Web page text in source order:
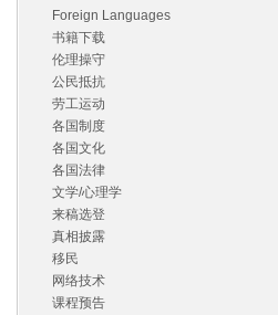
Foreign Languages
书籍下载
伦理操守
公民抵抗
劳工运动
各国制度
各国文化
各国法律
文学/心理学
来稿选登
真相披露
移民
网络技术
课程预告